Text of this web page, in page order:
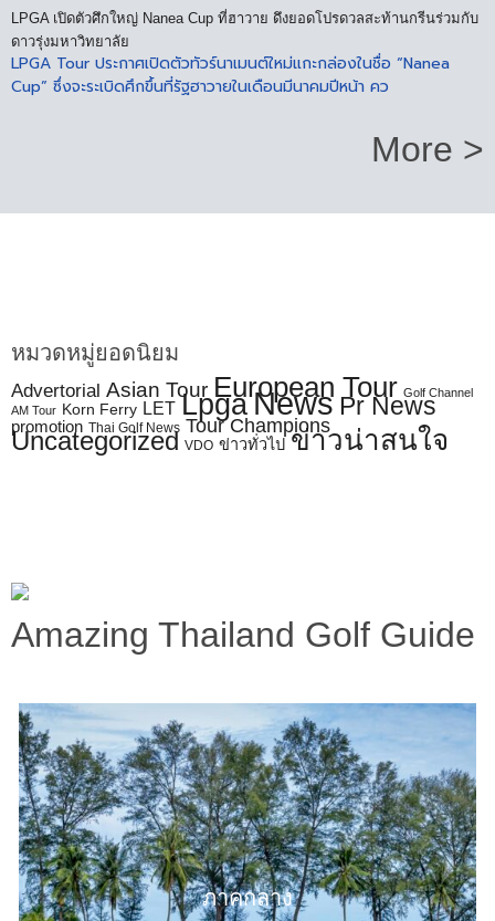
LPGA เปิดตัวศึกใหญ่ Nanea Cup ที่ฮาวาย ดึงยอดโปรดวลสะท้านกรีนร่วมกับ
ดาวรุ่งมหาวิทยาลัย
LPGA Tour ประกาศเปิดตัวทัวร์นาเมนต์ใหม่แกะกล่องในชื่อ “Nanea
Cup” ซึ่งจะระเบิดศึกขึ้นที่รัฐฮาวายในเดือนมีนาคมปีหน้า คว
More >
หมวดหมู่ยอดนิยม
Advertorial Asian Tour European Tour Golf Channel
AM Tour Korn Ferry LET Lpga News Pr News
promotion Thai Golf News Tour Champions
Uncategorized VDO ข่าวทั่วไป ข่าวน่าสนใจ
Amazing Thailand Golf Guide
ภาคกลาง